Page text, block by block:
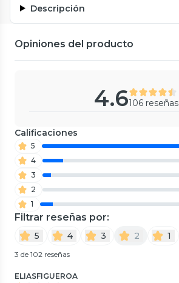
Descripción
Opiniones del producto
4.6106 reseñas
Calificaciones
5
4
3
2
1
Filtrar reseñas por:
5 4 3 2 1
3 de 102 reseñas
ELIASFIGUEROA